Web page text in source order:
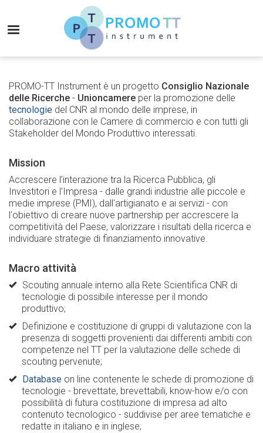
contenuto
Promo-
Instrument
PROMO-TT Instrument è un progetto Consiglio Nazionale
delle Ricerche - Unioncamere per la promozione delle
tecnologie del CNR al mondo delle imprese, in
collaborazione con le Camere di commercio e con tutti gli
Stakeholder del Mondo Produttivo interessati.
Mission
Accrescere l’interazione tra la Ricerca Pubblica, gli
Investitori e l'Impresa - dalle grandi industrie alle piccole e
medie imprese (PMI), dall'artigianato e ai servizi - con
l'obiettivo di creare nuove partnership per accrescere la
competitività del Paese, valorizzare i risultati della ricerca e
individuare strategie di finanziamento innovative.
Macro attività
Scouting annuale interno alla Rete Scientifica CNR di
tecnologie di possibile interesse per il mondo
produttivo;
Definizione e costituzione di gruppi di valutazione con la
presenza di soggetti provenienti dai differenti ambiti con
competenze nel TT per la valutazione delle schede di
scouting pervenute;
Databaseon line contenente le schede di promozione di
tecnologie - brevettate, brevettabili, know-how e/o con
possibilità di futura costituzione di impresa ad alto
contenuto tecnologico - suddivise per aree tematiche e
redatte in italiano e in inglese;